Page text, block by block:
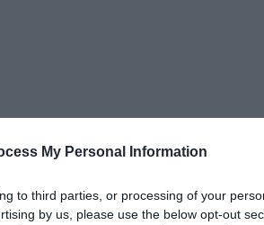
My Personal Information
to third parties, or processing of your
by us, please use the below opt-out